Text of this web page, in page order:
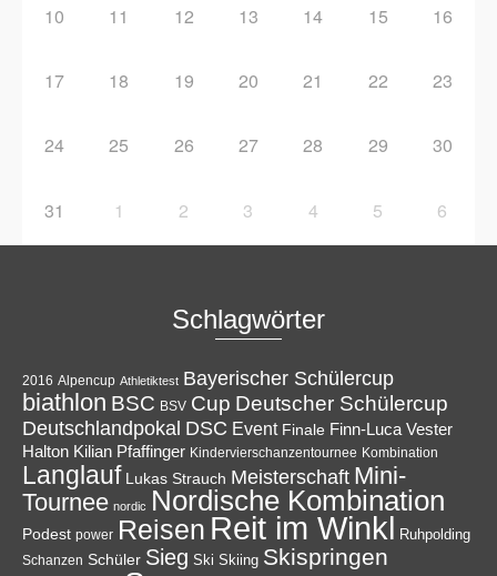
10 11 12 13 14 15 16
17 18 19 20 21 22 23
24 25 26 27 28 29 30
31 1 2 3 4 5 6
Schlagwörter
2016 Alpencup Athletiktest Bayerischer Schülercup
biathlon BSC BSV Cup Deutscher Schülercup
Deutschlandpokal DSC Event Finale Finn-Luca Vester
Halton Kilian Pfaffinger Kindervierschanzentournee Kombination
Langlauf Lukas Strauch Meisterschaft Mini-
Tournee nordic Nordische Kombination
Podest power Reisen Reit im Winkl Ruhpolding
Schanzen Schüler Sieg Ski Skiing Skispringen